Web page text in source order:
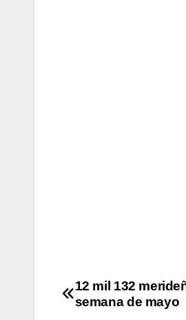
12 mil 132
semana de mayo